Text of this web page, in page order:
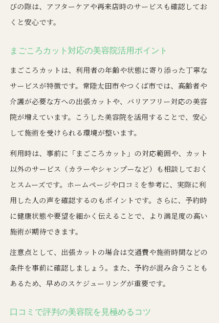
びの際は、アフターケアや再来店時のサービスも確認してお
くと安心です。
まごころカット対応の美容院活用ポイント
まごころカットは、利用者の年齢や状態に寄り添った丁寧な
サービスが特徴です。常陸太田市やつくば市では、高齢者や
介護が必要な方への出張カットや、バリアフリー対応の美容
院が増えています。こうした美容院を活用することで、安心
して施術を受けられる環境が整います。
利用時は、事前に「まごころカット」の対応範囲や、カット
以外のサービス（カラーやシャンプーなど）も相談しておく
とスムーズです。ホームページや口コミを参考に、実際に利
用した人の声を確認するのもポイントです。さらに、予約時
に健康状態や要望を細かく伝えることで、より満足度の高い
施術が期待できます。
注意点として、出張カットの場合は交通費や施術時間などの
条件を事前に確認しましょう。また、予約が混み合うことも
あるため、早めのスケジューリングが重要です。
口コミで評判の美容院を見極めるコツ